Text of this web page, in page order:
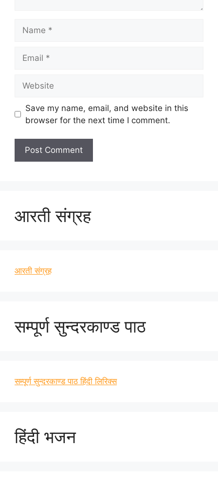
Save my name, email, and website in this
browser for the next time I comment.
आरती संग्रह
आरती संग्रह
सम्पूर्ण सुन्दरकाण्ड पाठ
सम्पूर्ण सुन्दरकाण्ड पाठ हिंदी लिरिक्स
हिंदी भजन